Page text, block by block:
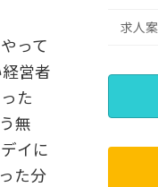
って
営者
た
無
イに
た分
求人